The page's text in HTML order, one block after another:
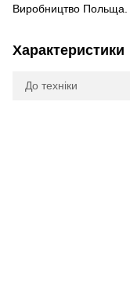
Виробництво Польща.
Характеристики
До техніки